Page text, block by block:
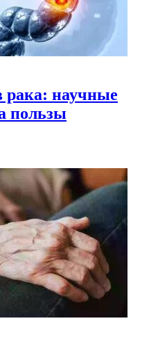
рака: научные
пользы